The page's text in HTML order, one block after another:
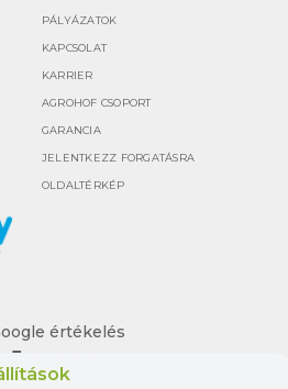
PÁLYÁZATOK
KAPCSOLAT
KARRIER
AGROHOF CSOPORT
GARANCIA
JELENTKEZZ FORGATÁSRA
OLDALTÉRKÉP
értékelés